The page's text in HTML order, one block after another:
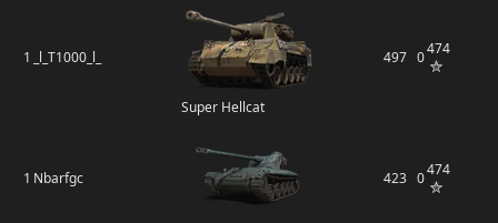
1 _l_T1000_l_
Super Hellcat
497 0474
1 Nbarfgc 423 0474